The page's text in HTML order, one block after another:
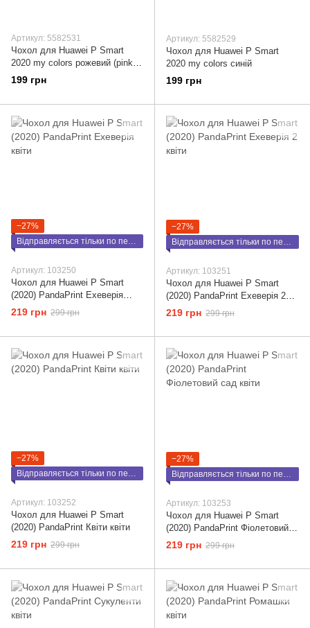
Артикул: 5582531
Чохол для Huawei P Smart
2020 my colors рожевий (pink
sand)
199 грн
Артикул: 5582529
Чохол для Huawei P Smart
2020 my colors синій
199 грн
−27%
Артикул: 103250
Чохол для Huawei P Smart
(2020) PandaPrint Ехеверія
квіти
219 грн 299 грн
−27%
Артикул: 103251
Чохол для Huawei P Smart
(2020) PandaPrint Ехеверія 2
квіти
219 грн 299 грн
−27%
Відправляється тільки по передоплаті
Артикул: 103252
Чохол для Huawei P Smart
(2020) PandaPrint Квіти квіти
219 грн 299 грн
−27%
Відправляється тільки по передоплаті
Артикул: 103253
Чохол для Huawei P Smart
(2020) PandaPrint Фіолетовий
сад квіти
219 грн 299 грн